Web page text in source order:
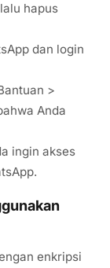
hapus
dan login
>
Anda
ingin akses
enkripsi